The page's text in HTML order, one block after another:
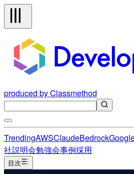
produced by Classmethod
TrendingAWSClaudeBedrock
社説明会勉強会事例採用
目次